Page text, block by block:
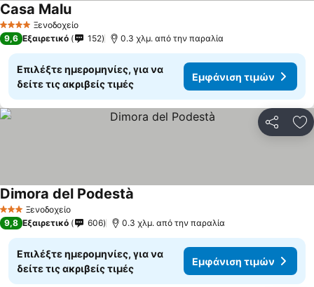
4 ΑστέριαΞενοδοχείο
Casa MaluΕμφάνιση τιμών
9,6 Εξαιρετικό 152 0.3 χλμ. από την παραλία
Επιλέξτε ημερομηνίες, για να
δείτε τις ακριβείς τιμές
Εμφάνιση τιμών
3 ΑστέριαΞενοδοχείο
Dimora del Podestà
9,8 Εξαιρετικό 606 0.3 χλμ. από την παραλία
Επιλέξτε ημερομηνίες, για να
δείτε τις ακριβείς τιμές
Εμφάνιση τιμών